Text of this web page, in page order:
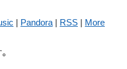
| Pandora | RSS | More